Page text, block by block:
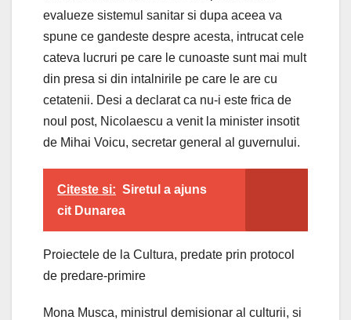
evalueze sistemul sanitar si dupa aceea va
spune ce gandeste despre acesta, intrucat cele
cateva lucruri pe care le cunoaste sunt mai mult
din presa si din intalnirile pe care le are cu
cetatenii. Desi a declarat ca nu-i este frica de
noul post, Nicolaescu a venit la minister insotit
de Mihai Voicu, secretar general al guvernului.
Citeste si: Siretul a ajuns
cit Dunarea
Proiectele de la Cultura, predate prin protocol
de predare-primire
Mona Musca, ministrul demisionar al culturii, si